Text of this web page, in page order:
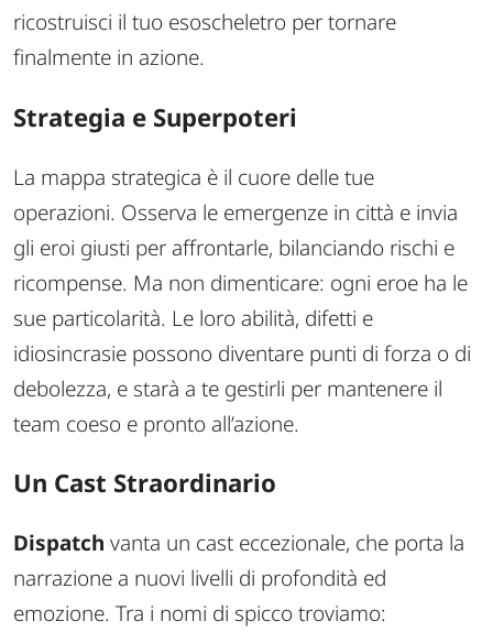
ricostruisci il tuo esoscheletro per tornare
finalmente in azione.
Strategia e Superpoteri
La mappa strategica è il cuore delle tue
operazioni. Osserva le emergenze in città e invia
gli eroi giusti per affrontarle, bilanciando rischi e
ricompense. Ma non dimenticare: ogni eroe ha le
sue particolarità. Le loro abilità, difetti e
idiosincrasie possono diventare punti di forza o di
debolezza, e starà a te gestirli per mantenere il
team coeso e pronto all’azione.
Un Cast Straordinario
Dispatch vanta un cast eccezionale, che porta la
narrazione a nuovi livelli di profondità ed
emozione. Tra i nomi di spicco troviamo: